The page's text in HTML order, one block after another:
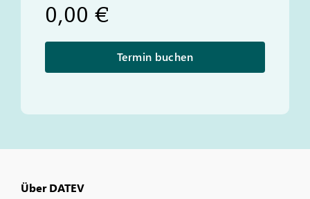
0,00 €
Termin buchen
Über DATEV